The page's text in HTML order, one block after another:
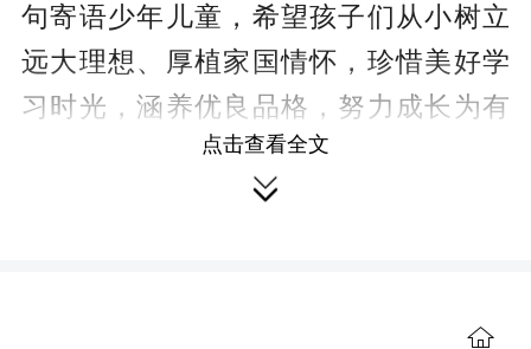
句寄语少年儿童，希望孩子们从小树立
远大理想、厚植家国情怀，珍惜美好学
习时光，涵养优良品格，努力成长为有
志向、有品德、有担当、有作为的新时
点击查看全文
